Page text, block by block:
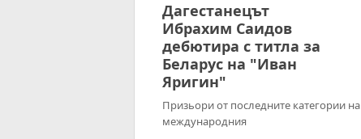
Дагестанецът
Ибрахим Саидов
дебютира с титла за
Беларус на "Иван
Яригин"
Призьори от последните категории на
международния